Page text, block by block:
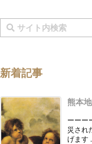
新着記事
熊本
ーーー
災され
げます